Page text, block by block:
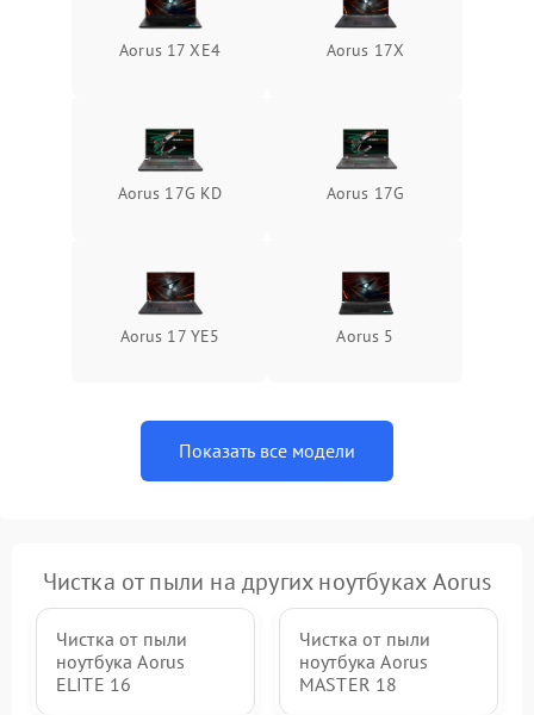
Aorus 17 XE4 Aorus 17X
Aorus 17G KD Aorus 17G
Aorus 17 YE5 Aorus 5
Показать все модели
Чистка от пыли на других ноутбуках Aorus
Чистка от пыли
ноутбука Aorus
ELITE 16
Чистка от пыли
ноутбука Aorus
MASTER 18